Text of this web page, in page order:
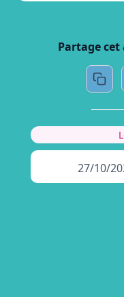
Partage cet
27/10/